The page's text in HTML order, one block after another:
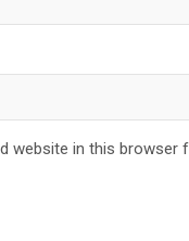
website in this